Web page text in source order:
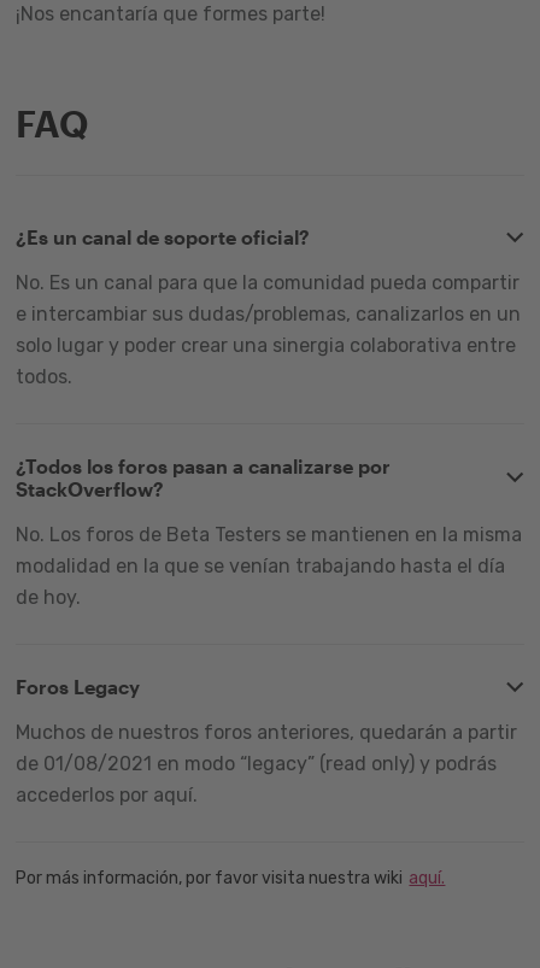
¡Nos encantaría que formes parte!
FAQ
¿Es un canal de soporte oficial?
No. Es un canal para que la comunidad pueda compartir
e intercambiar sus dudas/problemas, canalizarlos en un
solo lugar y poder crear una sinergia colaborativa entre
todos.
¿Todos los foros pasan a canalizarse por
StackOverflow?
No. Los foros de Beta Testers se mantienen en la misma
modalidad en la que se venían trabajando hasta el día
de hoy.
Foros Legacy
Muchos de nuestros foros anteriores, quedarán a partir
de 01/08/2021 en modo “legacy” (read only) y podrás
accederlos por aquí.
Por más información, por favor visita nuestra wiki aquí.